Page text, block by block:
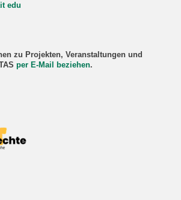
edu
zu Projekten, Veranstaltungen und
per E-Mail beziehen.